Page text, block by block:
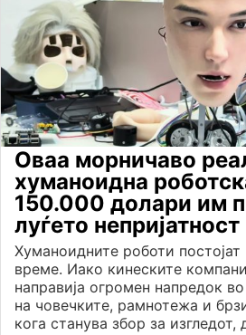
Оваа морничаво
хуманоидна
150.000 долари им
луѓето непријатност
Хуманоидните роботи постојат
време. Иако кинеските
направија огромен напредок
на човечките, рамнотежа и
кога станува збор за